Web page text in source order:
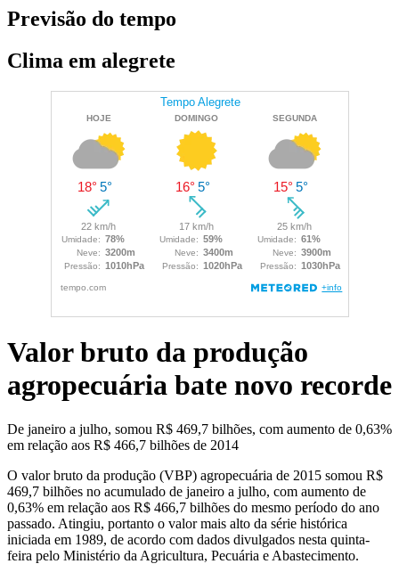
Previsão do tempo
Clima em alegrete
Valor bruto da produção
agropecuária bate novo recorde
De janeiro a julho, somou R$ 469,7 bilhões, com aumento de 0,63%
em relação aos R$ 466,7 bilhões de 2014
O valor bruto da produção (VBP) agropecuária de 2015 somou R$
469,7 bilhões no acumulado de janeiro a julho, com aumento de
0,63% em relação aos R$ 466,7 bilhões do mesmo período do ano
passado. Atingiu, portanto o valor mais alto da série histórica
iniciada em 1989, de acordo com dados divulgados nesta quinta-
feira pelo Ministério da Agricultura, Pecuária e Abastecimento.